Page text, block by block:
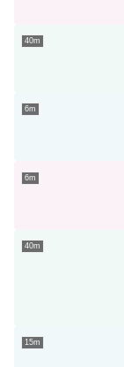
40m
6m
6m
40m
15m